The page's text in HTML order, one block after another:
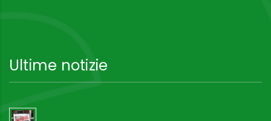
Ultime notizie